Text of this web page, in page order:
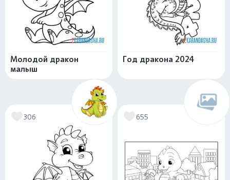
Молодой дракон
малыш
Год дракона 2024
306 655